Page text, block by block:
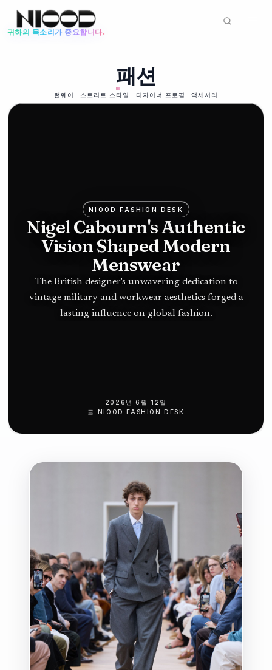
귀하의 목소리가 중요합니다.
Mike
Boss in
luxury
일
드
인:
드
대
위
스
틸
트
위
패션
런웨이 스트리트 스타일 디자이너 프로필 액세서리
NIOOD FASHION DESK
Nigel Cabourn's Authentic
Vision Shaped Modern
Menswear
The British designer's unwavering dedication to
vintage military and workwear aesthetics forged a
lasting influence on global fashion.
2026년 6월 12일
글
NIOOD FASHION DESK